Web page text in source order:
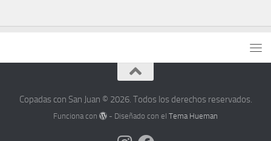
Copadas con San Juan © 2026. Todos los derechos reservados.
Funciona con - Diseñado con elTema Hueman